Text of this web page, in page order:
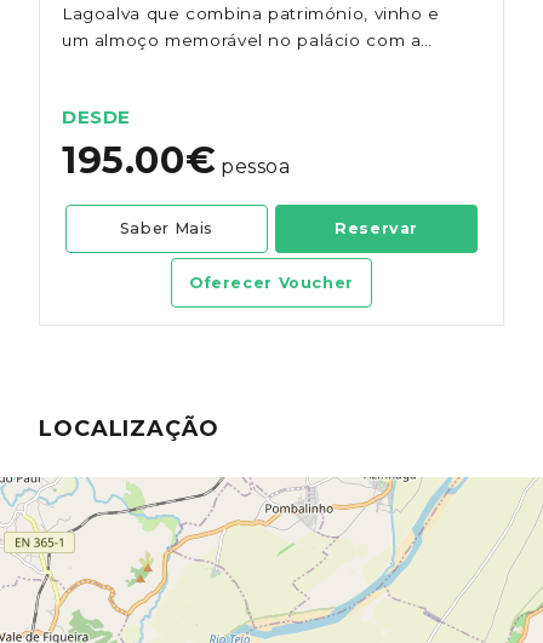
Lagoalva que combina património, vinho e
um almoço memorável no palácio com a
DESDE
195.00€ pessoa
Saber Mais Reservar
Oferecer Voucher
LOCALIZAÇÃO